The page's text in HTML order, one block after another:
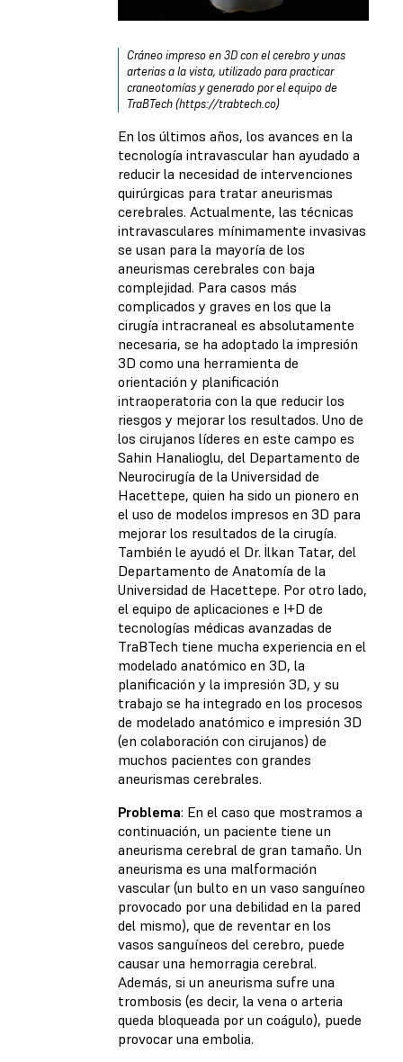
Cráneo impreso en 3D con el cerebro y unas
arterias a la vista, utilizado para practicar
craneotomías y generado por el equipo de
TraBTech (https://trabtech.co)
En los últimos años, los avances en la
tecnología intravascular han ayudado a
reducir la necesidad de intervenciones
quirúrgicas para tratar aneurismas
cerebrales. Actualmente, las técnicas
intravasculares mínimamente invasivas
se usan para la mayoría de los
aneurismas cerebrales con baja
complejidad. Para casos más
complicados y graves en los que la
cirugía intracraneal es absolutamente
necesaria, se ha adoptado la impresión
3D como una herramienta de
orientación y planificación
intraoperatoria con la que reducir los
riesgos y mejorar los resultados. Uno de
los cirujanos líderes en este campo es
Sahin Hanalioglu, del Departamento de
Neurocirugía de la Universidad de
Hacettepe, quien ha sido un pionero en
el uso de modelos impresos en 3D para
mejorar los resultados de la cirugía.
También le ayudó el Dr. İlkan Tatar, del
Departamento de Anatomía de la
Universidad de Hacettepe. Por otro lado,
el equipo de aplicaciones e I+D de
tecnologías médicas avanzadas de
TraBTech tiene mucha experiencia en el
modelado anatómico en 3D, la
planificación y la impresión 3D, y su
trabajo se ha integrado en los procesos
de modelado anatómico e impresión 3D
(en colaboración con cirujanos) de
muchos pacientes con grandes
aneurismas cerebrales.
Problema: En el caso que mostramos a
continuación, un paciente tiene un
aneurisma cerebral de gran tamaño. Un
aneurisma es una malformación
vascular (un bulto en un vaso sanguíneo
provocado por una debilidad en la pared
del mismo), que de reventar en los
vasos sanguíneos del cerebro, puede
causar una hemorragia cerebral.
Además, si un aneurisma sufre una
trombosis (es decir, la vena o arteria
queda bloqueada por un coágulo), puede
provocar una embolia.